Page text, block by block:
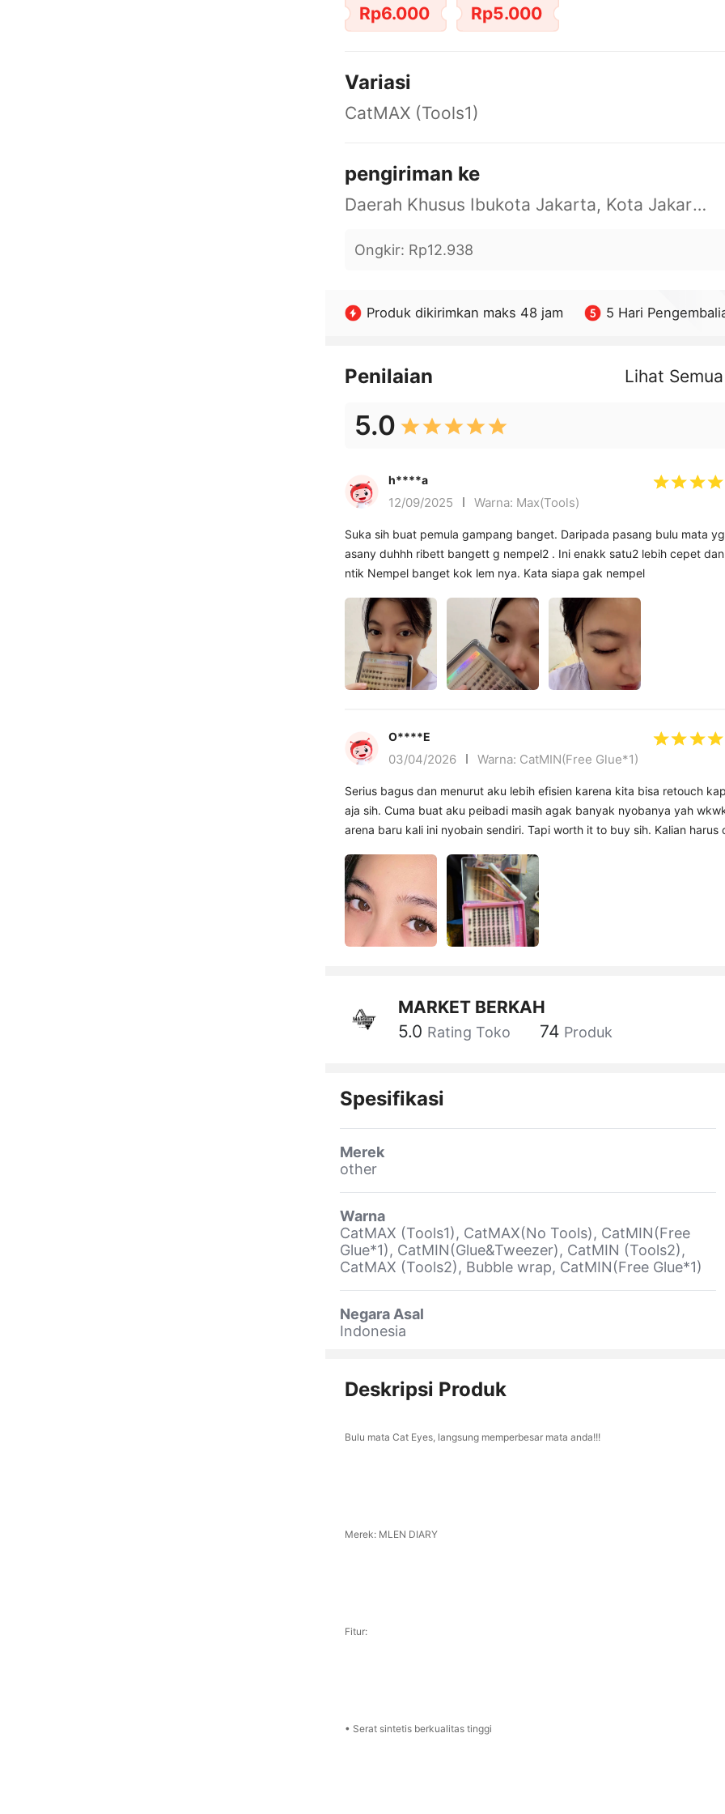
Rp6.000 Rp5.000
Variasi
CatMAX (Tools1)
pengiriman ke
Daerah Khusus Ibukota Jakarta, Kota Jakarta Barat, Cengkareng, yy
Ongkir: Rp12.938
Produk dikirimkan maks 48 jam 5 Hari
Penilaian Lihat Semua
5.0
h****a
12/09/2025 Warna: Max(Tools)
Suka sih buat pemula gampang banget. Daripada pasang bulu mata
asany duhhh ribett bangett g nempel2 . Ini enakk satu2 lebih cepet
ntik Nempel banget kok lem nya. Kata siapa gak nempel
O****E
03/04/2026 Warna: CatMIN(Free Glue*1)
Serius bagus dan menurut aku lebih efisien karena kita bisa retouch
aja sih. Cuma buat aku peibadi masih agak banyak nyobanya yah
arena baru kali ini nyobain sendiri. Tapi worth it to buy sih. Kalian harus
MARKET BERKAH
5.0 Rating Toko 74 Produk
Spesifikasi
Merek
other
Warna
CatMAX (Tools1), CatMAX(No Tools), CatMIN(Free
Glue*1), CatMIN(Glue&Tweezer), CatMIN (Tools2),
CatMAX (Tools2), Bubble wrap, CatMIN(Free Glue*1)
Negara Asal
Indonesia
Deskripsi Produk
Bulu mata Cat Eyes, langsung memperbesar mata anda!!!
Merek: MLEN DIARY
Fitur:
• Serat sintetis berkualitas tinggi